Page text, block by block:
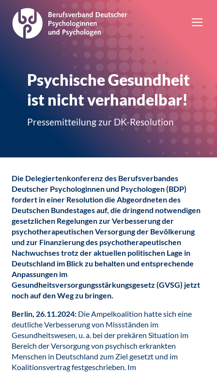
Psychische Gesundheit
ist nicht verhandelbar!
Pressemitteilung zur DK-Resolution
Die Delegiertenkonferenz des Berufsverbandes
Deutscher Psychologinnen und Psychologen (BDP)
fordert in einer Resolution die Abgeordneten des
Deutschen Bundestages auf, die dringend notwendigen
gesetzlichen Regelungen zur Verbesserung der
psychotherapeutischen Versorgung der Bevölkerung
und zur Finanzierung des psychotherapeutischen
Nachwuchses trotz der aktuellen politischen Lage in
Deutschland im Blick zu behalten und entsprechende
Anpassungen im
Gesundheitsversorgungsstärkungsgesetz (GVSG) jetzt
noch auf den Weg zu bringen.
Berlin, 26.11.2024: Die Ampelkoalition hatte sich eine
deutliche Verbesserung von Missständen im
Gesundheitswesen, u. a. bei der prekären Situation im
Bereich der Versorgung von psychisch erkrankten
Menschen in Deutschland zum Ziel gesetzt und im
Koalitionsvertrag festgeschrieben. Im